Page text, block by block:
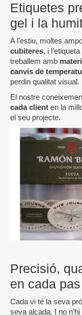
Etiquetes
gel i la
A l’estiu, moltes
cubiteres, i
treballem amb
canvis de
perdin qualitat visual.
El nostre
cada client en la
el seu projecte.
Precisió,
en cada pas
Cada vi té la seva
seva alçada. I no